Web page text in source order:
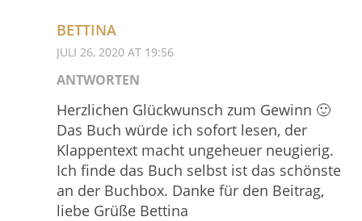
BETTINA
JULI 26, 2020 AT 19:56
ANTWORTEN
Herzlichen Glückwunsch zum Gewinn 🙂
Das Buch würde ich sofort lesen, der
Klappentext macht ungeheuer neugierig.
Ich finde das Buch selbst ist das schönste
an der Buchbox. Danke für den Beitrag,
liebe Grüße Bettina